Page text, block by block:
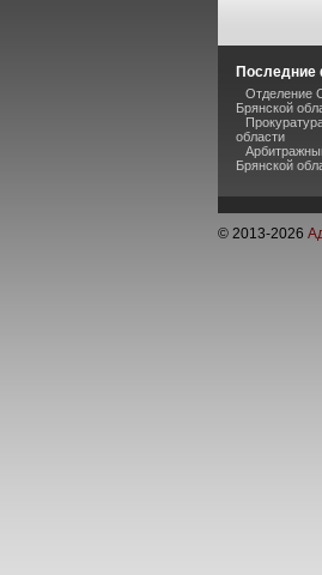
Отделение
Брянской
области
Брянской
© 2013-2026